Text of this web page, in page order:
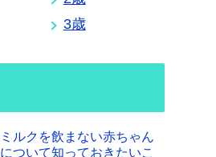
3歳
ミルクを飲まない赤ちゃん
について知っておきたいこ